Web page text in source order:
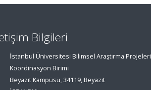
Bilgileri
İstanbul Üniversitesi Bilimsel Araştırma Projeleri
Koordinasyon Birimi
Beyazıt Kampüsü, 34119, Beyazıt